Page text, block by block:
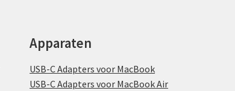
Apparaten
USB-C Adapters voor MacBook
USB-C Adapters voor MacBook Air